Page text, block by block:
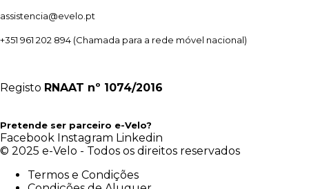
assistencia@evelo.pt
+351 961 202 894 (Chamada para a rede móvel nacional)
Registo RNAAT nº 1074/2016
Pretende ser parceiro e-Velo?
Facebook Instagram Linkedin
© 2025 e-Velo - Todos os direitos reservados
Termos e Condições